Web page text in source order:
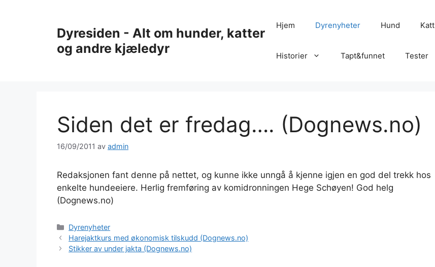
Dyresiden - Alt om hunder, katter
og andre kjæledyr
Hjem Dyrenyheter Hund Katt
Historier Tapt&funnet Tester
Siden det er fredag…. (Dognews.no)
16/09/2011 av admin
Redaksjonen fant denne på nettet, og kunne ikke unngå å kjenne igjen en god del trekk hos
enkelte hundeeiere. Herlig fremføring av komidronningen Hege Schøyen! God helg
(Dognews.no)
Kategorier
Dyrenyheter
Harejaktkurs med økonomisk tilskudd (Dognews.no)
Stikker av under jakta (Dognews.no)